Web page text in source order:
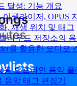
달성: 기능 개요
이퀄라이저, OPUS
, 재생 위치 및 태그
라우드 저장소의
를 활용한 오디오
용 오프라인 음악
음악 태그 편집기